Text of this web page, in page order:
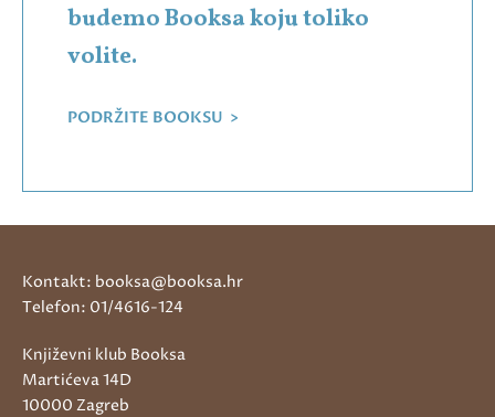
budemo Booksa koju toliko
volite.
PODRŽITE BOOKSU >
Kontakt: booksa@booksa.hr
Telefon: 01/4616-124
Književni klub Booksa
Martićeva 14D
10000 Zagreb